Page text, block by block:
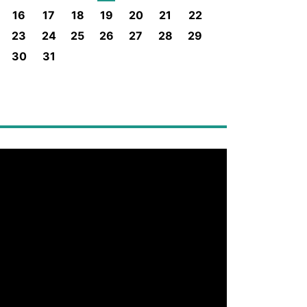
16
17 18 19 20 21
22
23
24 25 26 27 28
29
30
31